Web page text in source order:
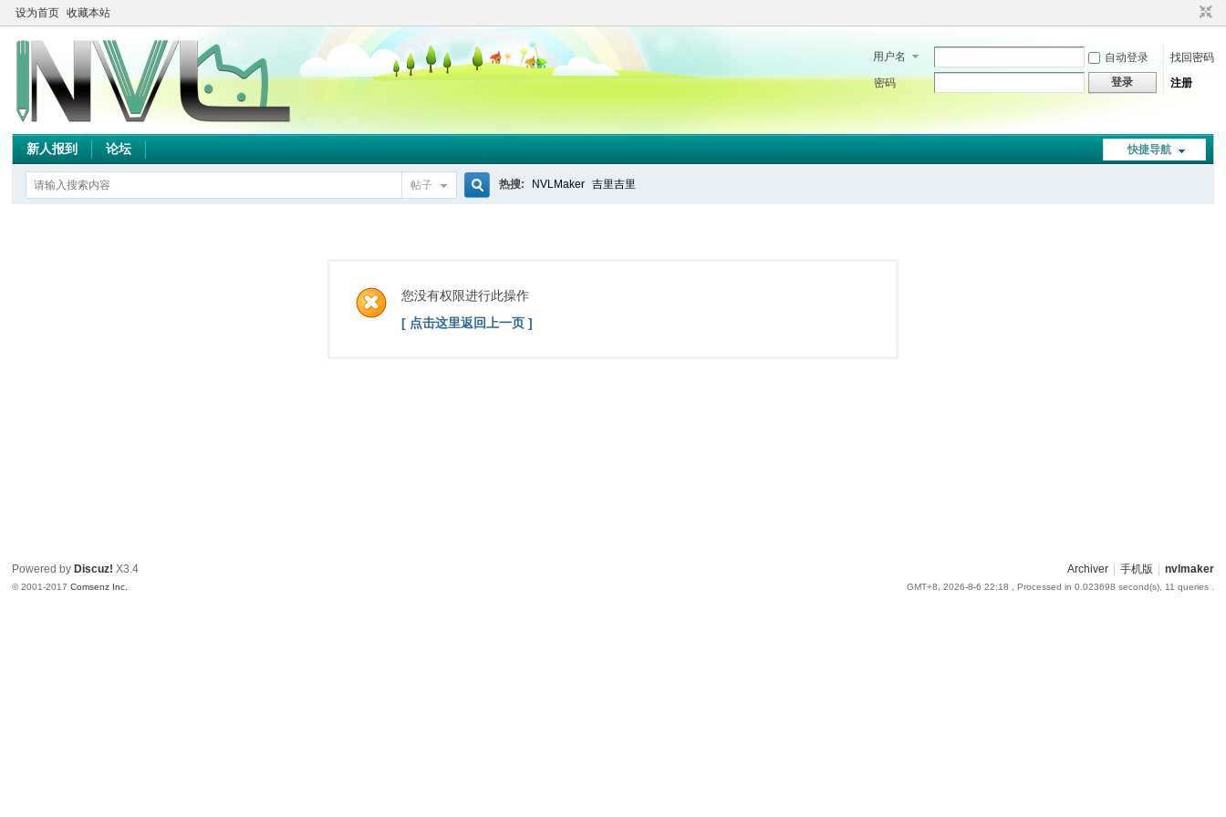
设为首页 收藏本站
用户名 自动登录
找回密码
密码
登录 注册
快捷导航
新人报到 论坛
帖子
索
热搜: NVLMaker 吉里吉里
您没有权限进行此操作
[ 点击这里返回上一页 ]
Archiver 手机版 nvlmaker
GMT+8, 2026-8-6 22:18 , Processed in 0.023698 second(s), 11 queries .
Powered by Discuz! X3.4
© 2001-2017Comsenz Inc.